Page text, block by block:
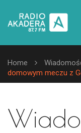
Home
domowym meczu z